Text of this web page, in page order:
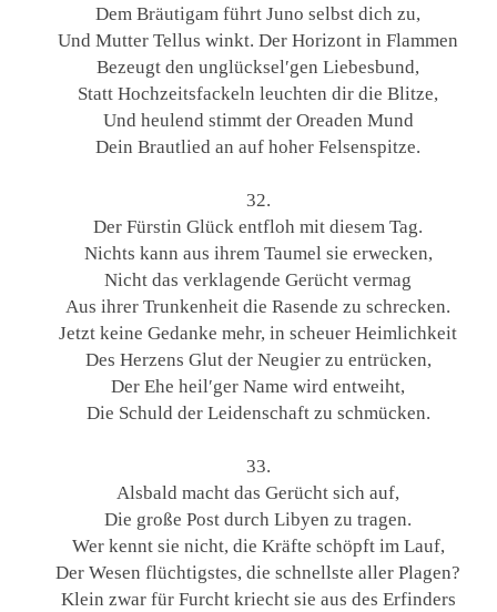
Dem Bräutigam führt Juno selbst dich zu,
Und Mutter Tellus winkt. Der Horizont in Flammen
Bezeugt den unglücksel′gen Liebesbund,
Statt Hochzeitsfackeln leuchten dir die Blitze,
Und heulend stimmt der Oreaden Mund
Dein Brautlied an auf hoher Felsenspitze.
32.
Der Fürstin Glück entfloh mit diesem Tag.
Nichts kann aus ihrem Taumel sie erwecken,
Nicht das verklagende Gerücht vermag
Aus ihrer Trunkenheit die Rasende zu schrecken.
Jetzt keine Gedanke mehr, in scheuer Heimlichkeit
Des Herzens Glut der Neugier zu entrücken,
Der Ehe heil′ger Name wird entweiht,
Die Schuld der Leidenschaft zu schmücken.
33.
Alsbald macht das Gerücht sich auf,
Die große Post durch Libyen zu tragen.
Wer kennt sie nicht, die Kräfte schöpft im Lauf,
Der Wesen flüchtigstes, die schnellste aller Plagen?
Klein zwar für Furcht kriecht sie aus des Erfinders